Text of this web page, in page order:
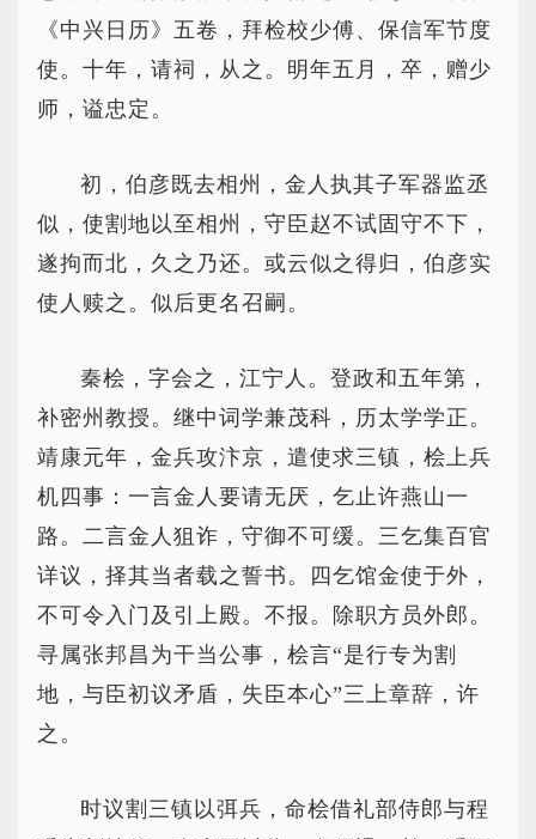
《中兴日历》五卷，拜检校少傅、保信军节度
使。十年，请祠，从之。明年五月，卒，赠少
师，谥忠定。
初，伯彦既去相州，金人执其子军器监丞
似，使割地以至相州，守臣赵不试固守不下，
遂拘而北，久之乃还。或云似之得归，伯彦实
使人赎之。似后更名召嗣。
秦桧，字会之，江宁人。登政和五年第，
补密州教授。继中词学兼茂科，历太学学正。
靖康元年，金兵攻汴京，遣使求三镇，桧上兵
机四事：一言金人要请无厌，乞止许燕山一
路。二言金人狙诈，守御不可缓。三乞集百官
详议，择其当者载之誓书。四乞馆金使于外，
不可令入门及引上殿。不报。除职方员外郎。
寻属张邦昌为干当公事，桧言“是行专为割
地，与臣初议矛盾，失臣本心”三上章辞，许
之。
时议割三镇以弭兵，命桧借礼部侍郎与程